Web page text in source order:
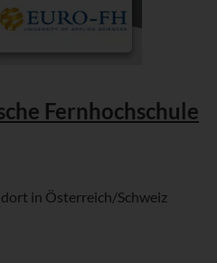
Fernhochschule
in Österreich/Schweiz